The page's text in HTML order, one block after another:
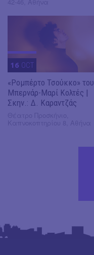
16 OCT
«Ρομπέρτο Τσούκκο» του
Μπερνάρ-Μαρί Κολτές |
Σκην.: Δ. Καραντζάς